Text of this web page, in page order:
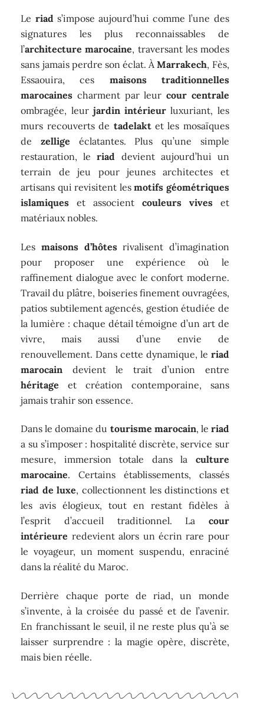
Le riads’impose aujourd’hui comme l’une des
signatures les plus reconnaissables de
l’architecture marocaine, traversant les modes
sans jamais perdre son éclat. ÀMarrakech, Fès,
Essaouira, ces maisons traditionnelles
marocaines charment par leur cour centrale
ombragée, leur jardin intérieur luxuriant, les
murs recouverts de tadelaktet les mosaïques
dezellige éclatantes. Plus qu’une simple
restauration, leriad devient aujourd’hui un
terrain de jeu pour jeunes architectes et
artisans qui revisitent lesmotifs géométriques
islamiques et associent couleurs viveset
matériaux nobles.
Les maisons d’hôtesrivalisent d’imagination
pour proposer une expérience où le
raffinement dialogue avec le confort moderne.
Travail du plâtre, boiseries finement ouvragées,
patios subtilement agencés, gestion étudiée de
la lumière : chaque détail témoigne d’un art de
vivre, mais aussi d’une envie de
renouvellement. Dans cette dynamique, le riad
marocain devient le trait d’union entre
héritage et création contemporaine, sans
jamais trahir son essence.
Dans le domaine du tourisme marocain, le riad
a su s’imposer : hospitalité discrète, service sur
mesure, immersion totale dans la culture
marocaine. Certains établissements, classés
riad de luxe, collectionnent les distinctions et
les avis élogieux, tout en restant fidèles à
l’esprit d’accueil traditionnel. La cour
intérieure redevient alors un écrin rare pour
le voyageur, un moment suspendu, enraciné
dans la réalité du Maroc.
Derrière chaque porte de riad, un monde
s’invente, à la croisée du passé et de l’avenir.
En franchissant le seuil, il ne reste plus qu’à se
laisser surprendre : la magie opère, discrète,
mais bien réelle.